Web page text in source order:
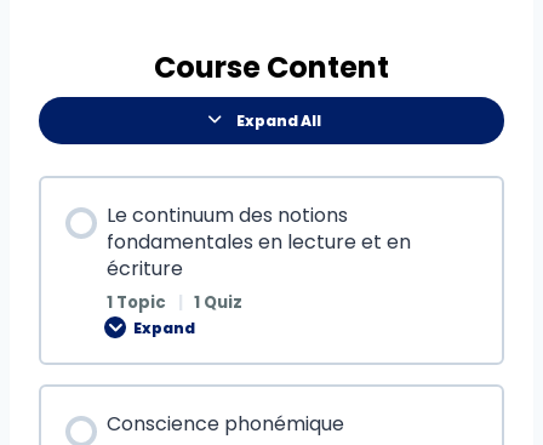
Course Content
Expand All
Le continuum des notions
fondamentales en lecture et en
écriture
1 Topic 1 Quiz
Expand
Conscience phonémique